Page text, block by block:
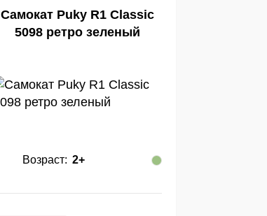
Самокат Puky R1 Classic
5098 ретро зеленый
Возраст: 2+